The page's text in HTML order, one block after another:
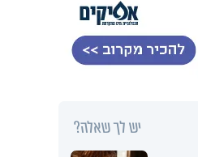
יש לך שאלה?